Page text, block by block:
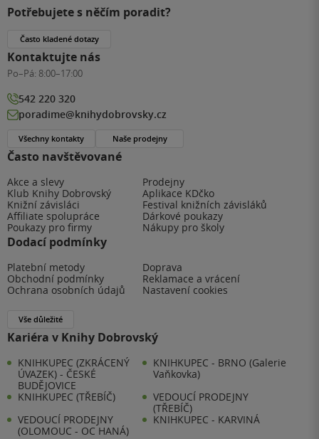
Často navštěvované
Akce a slevy
Prodejny
Klub Knihy Dobrovský
Aplikace KDčko
Knižní závisláci
Festival knižních závisláků
Affiliate spolupráce
Dárkové poukazy
Poukazy pro firmy
Nákupy pro školy
Dodací podmínky
Platební metody
Doprava
Obchodní podmínky
Reklamace a vrácení
Ochrana osobních údajů
Nastavení cookies
Vše důležité
Kariéra v Knihy Dobrovský
KNIHKUPEC (ZKRÁCENÝ
ÚVAZEK) - ČESKÉ
BUDĚJOVICE
KNIHKUPEC - BRNO (Galerie
Vaňkovka)
KNIHKUPEC (TŘEBÍČ)
VEDOUCÍ PRODEJNY
(TŘEBÍČ)
VEDOUCÍ PRODEJNY
(OLOMOUC - OC HANÁ)
KNIHKUPEC - KARVINÁ
Potřebujete s něčím poradit?
Často kladené dotazy
Kontaktujte nás
Po–Pá: 8:00–17:00
542 220 320
poradime@knihydobrovsky.cz
Všechny kontakty Naše prodejny